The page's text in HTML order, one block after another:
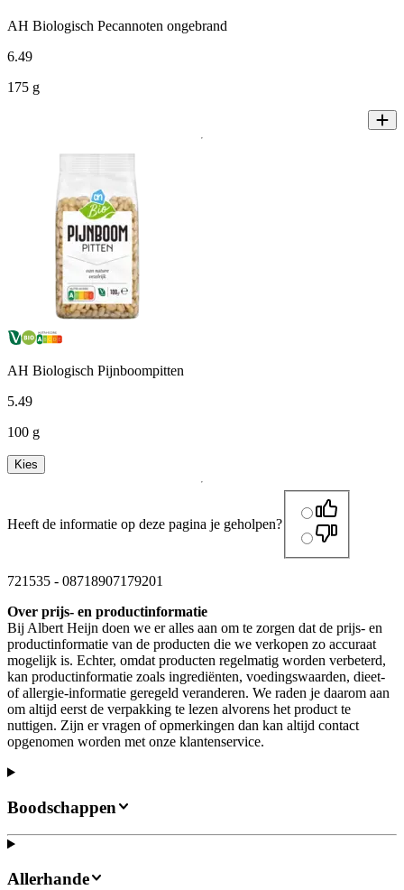
AH Biologisch Pecannoten ongebrand
6.49
175 g
AH Biologisch Pijnboompitten
5.49
100 g
Kies
Heeft de informatie op deze pagina je geholpen?
721535 - 08718907179201
Over prijs- en productinformatie
Bij Albert Heijn doen we er alles aan om te zorgen dat de prijs- en
productinformatie van de producten die we verkopen zo accuraat
mogelijk is. Echter, omdat producten regelmatig worden verbeterd,
kan productinformatie zoals ingrediënten, voedingswaarden, dieet-
of allergie-informatie geregeld veranderen. We raden je daarom aan
om altijd eerst de verpakking te lezen alvorens het product te
nuttigen. Zijn er vragen of opmerkingen dan kan altijd contact
opgenomen worden met onze klantenservice.
Boodschappen
Allerhande